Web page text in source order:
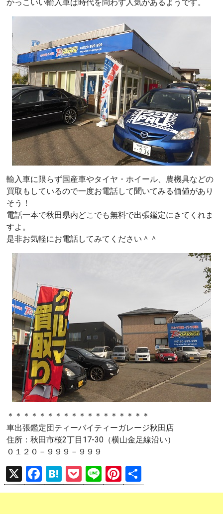
かっこいい輸入車は時代を問わず人気があるようです。
輸入車に限らず国産車やタイヤ・ホイール、農機具などの
買取もしているので一度お電話して聞いてみる価値があり
そう！
電話一本で秋田県内どこでも無料で出張鑑定にきてくれま
すよ。
是非お気軽にお電話してみてください＾＾
＊＊＊＊＊＊＊＊＊＊＊＊＊＊＊＊＊＊
車出張鑑定団ティーバイティーガレージ秋田店
住所：秋田市桜2丁目17-30（横山金足線沿い）
０１２０－９９９－９９９
X
F
a
H
at
P
o
Li
n
Pi
nt 有